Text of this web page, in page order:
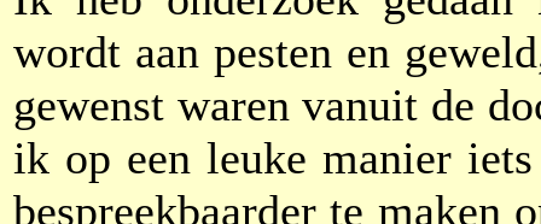
wordt aan pesten en
gewenst waren vanuit de
ik op een leuke manier
bespreekbaarder te maken